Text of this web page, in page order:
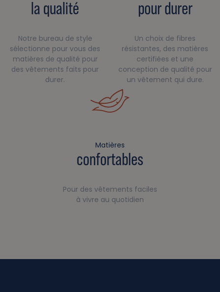
la qualité
Notre bureau de style
sélectionne pour vous des
matières de qualité pour
des vêtements faits pour
durer.
pour durer
Un choix de fibres
résistantes, des matières
certifiées et une
conception de qualité pour
un vêtement qui dure.
Matières
confortables
Pour des vêtements faciles
à vivre au quotidien